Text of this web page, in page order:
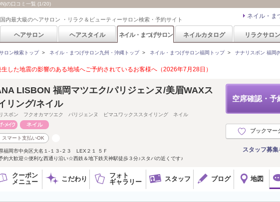
の口コミ一覧 (1/20)
国内最大級のヘアサロン ・リラク＆ビューティーサロン検索・予約サイト ネイル・ま
ヘアサロン ヘアスタイル ネイル・まつげサロン ネイルカタログ リラクサロン
ロン検索トップ> ネイル・まつげサロン九州・沖縄トップ> ネイル・まつげサロン福岡トップ> ナナリスボン 福岡
生した地震の影響のある地域へご予約されているお客様へ（2026年7月28日）
空席確認・予
ブックマー
スタッフ募集
LISBON 福岡マツエク/パリジェンヌ/美眉WAXス
リング/ネイル
スボン フクオカマツエク パリジェンヌ ビマユワックススタイリング ネイル
スマート支払いOK
福岡市中央区大名１-１３-２３ LEX２１ ５Ｆ
約大歓迎☆便利な西通り沿い☆西鉄＆地下鉄天神駅徒歩３分♪スタバの近くです♪
クーポン
メニュー
こだわり
フォト
ギャラリー
スタッフ ブログ 地図